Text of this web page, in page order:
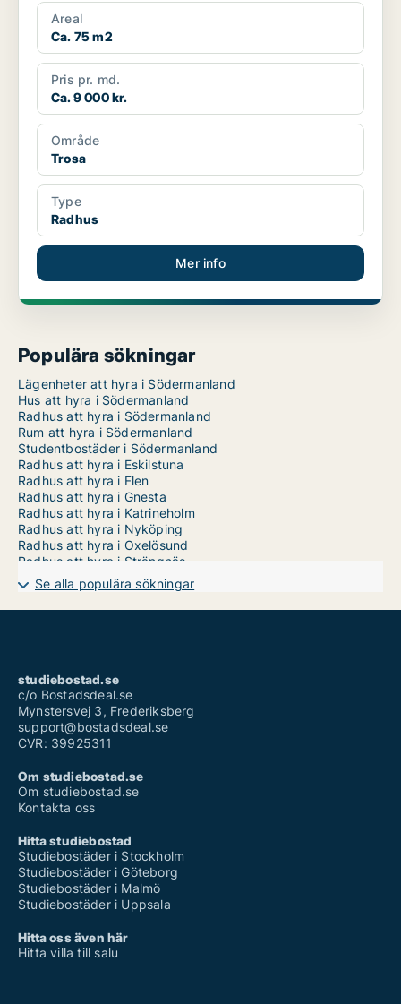
Areal
Ca. 75 m2
Pris pr. md.
Ca. 9 000 kr.
Område
Trosa
Type
Radhus
Mer info
Populära sökningar
Lägenheter att hyra i Södermanland
Hus att hyra i Södermanland
Radhus att hyra i Södermanland
Rum att hyra i Södermanland
Studentbostäder i Södermanland
Radhus att hyra i Eskilstuna
Radhus att hyra i Flen
Radhus att hyra i Gnesta
Radhus att hyra i Katrineholm
Radhus att hyra i Nyköping
Radhus att hyra i Oxelösund
Radhus att hyra i Strängnäs
Radhus att hyra i Trosa
Radhus att hyra i Vingåker
Se alla populära sökningar
studiebostad.se
c/o Bostadsdeal.se
Mynstersvej 3, Frederiksberg
support@bostadsdeal.se
CVR: 39925311
Om studiebostad.se
Om studiebostad.se
Kontakta oss
Hitta studiebostad
Studiebostäder i Stockholm
Studiebostäder i Göteborg
Studiebostäder i Malmö
Studiebostäder i Uppsala
Hitta oss även här
Hitta villa till salu